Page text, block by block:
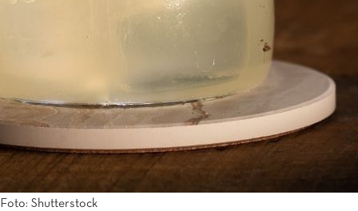
Foto: Shutterstock